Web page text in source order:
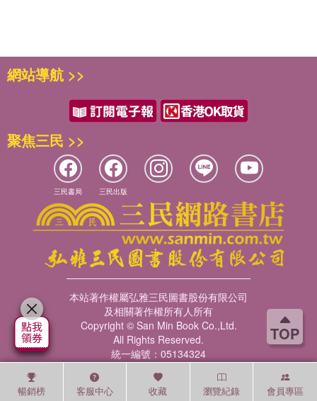
TOP
暢銷榜 客服中心 收藏 瀏覽紀錄 會員專區
網站導航 >>
聚焦三民 >>
三民書局 三民出版
本站著作權屬弘雅三民圖書股份有限公司
及相關著作權所有人所有
Copyright © San Min Book Co.,Ltd.
All Rights Reserved.
統一編號：05134324